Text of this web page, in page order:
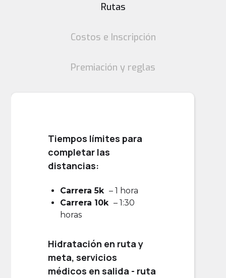
Rutas
Costos e Inscripción
Premiación y reglas
Tiempos límites para
completar las
distancias:
Carrera 5k – 1 hora
Carrera 10k – 1:30
horas
Hidratación en ruta y
meta, servicios
médicos en salida - ruta